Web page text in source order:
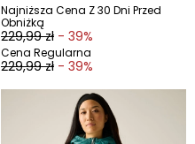
Najniższa Cena Z 30 Dni Przed
Obniżką
229,99 zł - 39%
Cena Regularna
229,99 zł - 39%